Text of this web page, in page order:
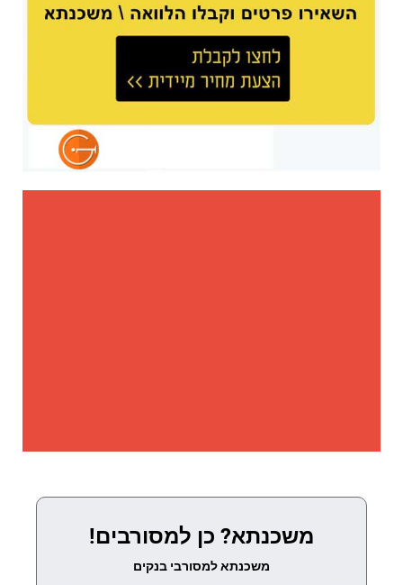
משכנתא? כן למסורבים!
משכנתא למסורבי בנקים